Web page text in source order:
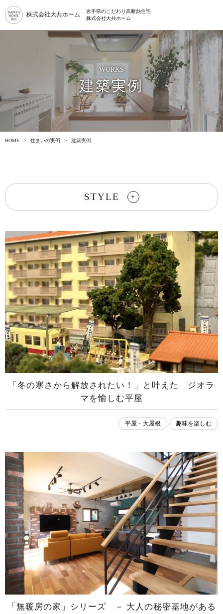
株式会社大共ホーム
岩手県のこだわり高断熱住宅
株式会社大共ホーム
建築実例
WORKS
HOME 住まいの実例 建築実例
STYLE
「冬の寒さから解放されたい！」と叶えた ジオラ
マを愉しむ平屋
平屋・大屋根 趣味を楽しむ
「無暖房の家」シリーズ － 大人の秘密基地がある